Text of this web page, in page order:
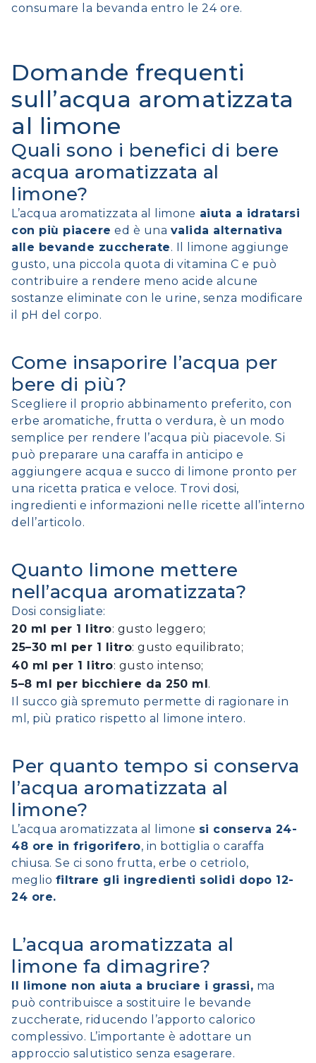
consumare la bevanda entro le 24 ore.
Domande frequenti
sull’acqua aromatizzata
al limone
Quali sono i benefici di bere
acqua aromatizzata al
limone?
L’acqua aromatizzata al limone aiuta a idratarsi
con più piacere ed è una valida alternativa
alle bevande zuccherate. Il limone aggiunge
gusto, una piccola quota di vitamina C e può
contribuire a rendere meno acide alcune
sostanze eliminate con le urine, senza modificare
il pH del corpo.
Come insaporire l’acqua per
bere di più?
Scegliere il proprio abbinamento preferito, con
erbe aromatiche, frutta o verdura, è un modo
semplice per rendere l’acqua più piacevole. Si
può preparare una caraffa in anticipo e
aggiungere acqua e succo di limone pronto per
una ricetta pratica e veloce. Trovi dosi,
ingredienti e informazioni nelle ricette all’interno
dell’articolo.
Quanto limone mettere
nell’acqua aromatizzata?
Dosi consigliate:
20 ml per 1 litro: gusto leggero;
25–30 ml per 1 litro: gusto equilibrato;
40 ml per 1 litro: gusto intenso;
5–8 ml per bicchiere da 250 ml.
Il succo già spremuto permette di ragionare in
ml, più pratico rispetto al limone intero.
Per quanto tempo si conserva
l’acqua aromatizzata al
limone?
L’acqua aromatizzata al limone si conserva 24-
48 ore in frigorifero, in bottiglia o caraffa
chiusa. Se ci sono frutta, erbe o cetriolo,
meglio filtrare gli ingredienti solidi dopo 12-
24 ore.
L’acqua aromatizzata al
limone fa dimagrire?
Il limone non aiuta a bruciare i grassi, ma
può contribuisce a sostituire le bevande
zuccherate, riducendo l’apporto calorico
complessivo. L’importante è adottare un
approccio salutistico senza esagerare.